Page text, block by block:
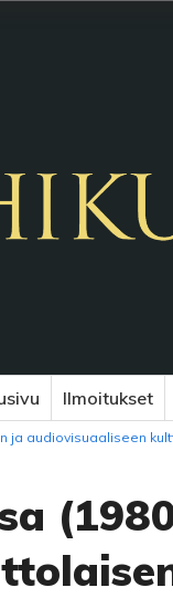
Ilmoitukset
ja audiovisuaaliseen